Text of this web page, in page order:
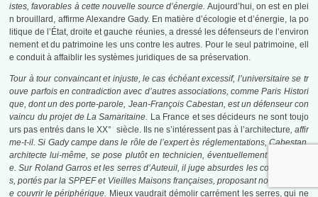
istes, favorables à cette nouvelle source d’énergie.Aujourd’hui, on est en plei
n brouillard, affirme Alexandre Gady. En matière d’écologie et d’énergie, la po
litique de l’État, droite et gauche réunies, a dressé les défenseurs de l’environ
nement et du patrimoine les uns contre les autres. Pour le seul patrimoine, ell
e conduit à affaiblir les systèmes juridiques de sa préservation.
Tour à tour convaincant et injuste, le cas échéant excessif, l’universitaire se tr
ouve parfois en contradiction avec d’autres associations, comme Paris Histori
que, dont un des porte-parole, Jean-François Cabestan, est un défenseur con
vaincu du projet de La Samaritaine. La France et ses décideurs ne sont toujo
urs pas entrés dans le XX° siècle. Ils ne s’intéressent pas à l’architecture, affir
me-t-il. Si Gady campe dans le rôle de l’expert ès réglementations, Cabestan,
architecte lui-même, se pose plutôt en technicien, éventuellement iconoclast
e. Sur Roland Garros et les serres d’Auteuil, il juge absurdes les contre-projet
s, portés par la SPPEF et Vieilles Maisons françaises, proposant notamment d
e couvrir le périphérique. Mieux vaudrait démolir carrément les serres, qui ne